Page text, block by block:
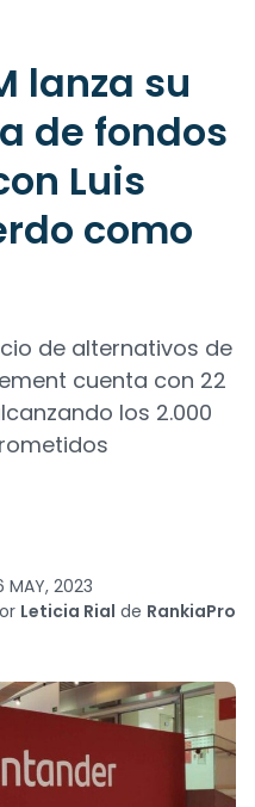
lanza su
de fondos
Luis
como
de alternativos de
cuenta con 22
los 2.000
MAY, 2023
Leticia Rial de RankiaPro